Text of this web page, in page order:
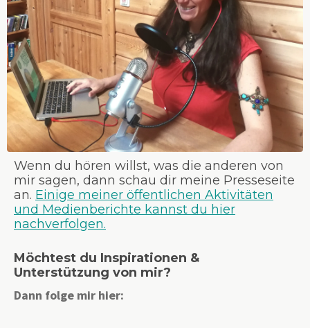
Wenn du hören willst, was die anderen von
mir sagen, dann schau dir meine Presseseite
an. Einige meiner öffentlichen Aktivitäten
und Medienberichte kannst du hier
nachverfolgen.
Möchtest du Inspirationen &
Unterstützung von mir?
Dann folge mir hier: